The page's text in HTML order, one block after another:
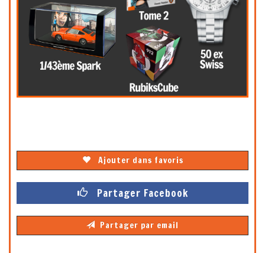
Ajouter dans favoris
Partager Facebook
Partager par email